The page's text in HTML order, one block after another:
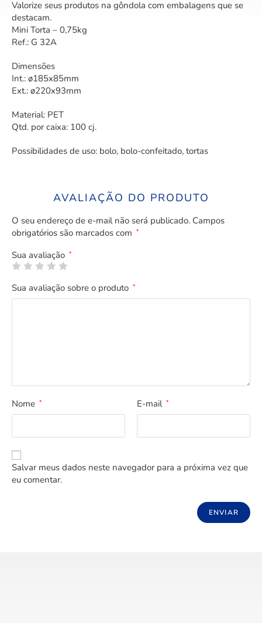
Valorize seus produtos na gôndola com embalagens que se
destacam.
Mini Torta – 0,75kg
Ref.: G 32A
Dimensões
Int.: ø185x85mm
Ext.: ø220x93mm
Material: PET
Qtd. por caixa: 100 cj.
Possibilidades de uso: bolo, bolo-confeitado, tortas
AVALIAÇÃO DO PRODUTO
O seu endereço de e-mail não será publicado. Campos
obrigatórios são marcados com *
Sua avaliação *
Sua avaliação sobre o produto *
Nome * E-mail *
Salvar meus dados neste navegador para a próxima vez que
eu comentar.